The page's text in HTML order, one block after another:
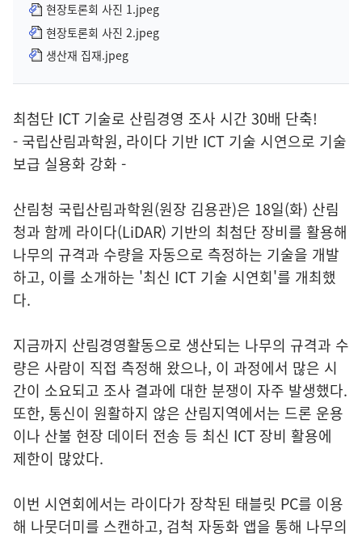
현장토론회 사진 1.jpeg
현장토론회 사진 2.jpeg
생산재 집재.jpeg
최첨단 ICT 기술로 산림경영 조사 시간 30배 단축!
- 국립산림과학원, 라이다 기반 ICT 기술 시연으로 기술
보급 실용화 강화 -
산림청 국립산림과학원(원장 김용관)은 18일(화) 산림
청과 함께 라이다(LiDAR) 기반의 최첨단 장비를 활용해
나무의 규격과 수량을 자동으로 측정하는 기술을 개발
하고, 이를 소개하는 '최신 ICT 기술 시연회'를 개최했
다.
지금까지 산림경영활동으로 생산되는 나무의 규격과 수
량은 사람이 직접 측정해 왔으나, 이 과정에서 많은 시
간이 소요되고 조사 결과에 대한 분쟁이 자주 발생했다.
또한, 통신이 원활하지 않은 산림지역에서는 드론 운용
이나 산불 현장 데이터 전송 등 최신 ICT 장비 활용에
제한이 많았다.
이번 시연회에서는 라이다가 장착된 태블릿 PC를 이용
해 나뭇더미를 스캔하고, 검척 자동화 앱을 통해 나무의